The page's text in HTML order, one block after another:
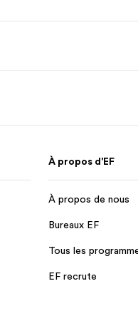
À propos d'EF
À propos de nous
Bureaux EF
Tous les
EF recrute